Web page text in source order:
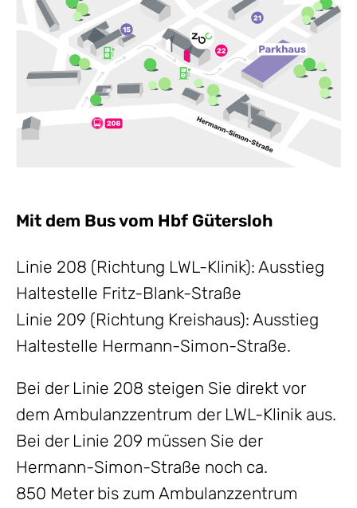
Mit dem Bus vom Hbf Gütersloh
Linie 208 (Richtung LWL-Klinik): Ausstieg
Haltestelle Fritz-Blank-Straße
Linie 209 (Richtung Kreishaus): Ausstieg
Haltestelle Hermann-Simon-Straße.
Bei der Linie 208 steigen Sie direkt vor
dem Ambulanzzentrum der LWL-Klinik aus.
Bei der Linie 209 müssen Sie der
Hermann-Simon-Straße noch ca.
850 Meter bis zum Ambulanzzentrum